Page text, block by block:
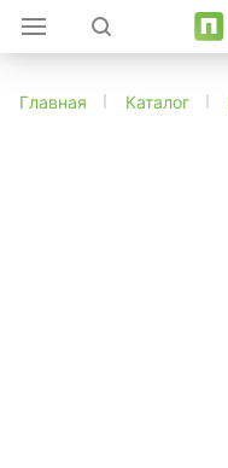
Главная Каталог